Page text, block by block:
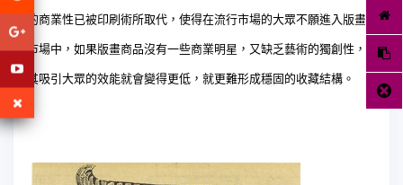
的商業性已被印刷術所取代，使得在流行市場的大眾不願進入版畫
市場中，如果版畫商品沒有一些商業明星，又缺乏藝術的獨創性，
其吸引大眾的效能就會變得更低，就更難形成穩固的收藏結構。